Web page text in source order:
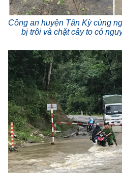
Công an huyện Tân Kỳ cùng
bị trôi và chặt cây to có